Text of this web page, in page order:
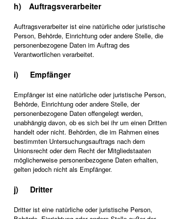
h) Auftragsverarbeiter
Auftragsverarbeiter ist eine natürliche oder juristische
Person, Behörde, Einrichtung oder andere Stelle, die
personenbezogene Daten im Auftrag des
Verantwortlichen verarbeitet.
i) Empfänger
Empfänger ist eine natürliche oder juristische Person,
Behörde, Einrichtung oder andere Stelle, der
personenbezogene Daten offengelegt werden,
unabhängig davon, ob es sich bei ihr um einen Dritten
handelt oder nicht. Behörden, die im Rahmen eines
bestimmten Untersuchungsauftrags nach dem
Unionsrecht oder dem Recht der Mitgliedstaaten
möglicherweise personenbezogene Daten erhalten,
gelten jedoch nicht als Empfänger.
j) Dritter
Dritter ist eine natürliche oder juristische Person,